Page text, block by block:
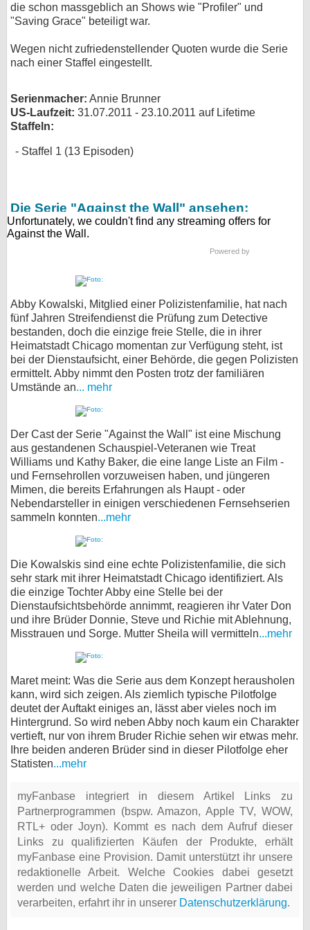
die schon massgeblich an Shows wie "Profiler" und
"Saving Grace" beteiligt war.
Wegen nicht zufriedenstellender Quoten wurde die Serie
nach einer Staffel eingestellt.
Serienmacher: Annie Brunner
US-Laufzeit: 31.07.2011 - 23.10.2011 auf Lifetime
Staffeln:
Staffel 1 (13 Episoden)
Die Serie "Against the Wall" ansehen:
Powered by
Abby Kowalski, Mitglied einer Polizistenfamilie, hat nach
fünf Jahren Streifendienst die Prüfung zum Detective
bestanden, doch die einzige freie Stelle, die in ihrer
Heimatstadt Chicago momentan zur Verfügung steht, ist
bei der Dienstaufsicht, einer Behörde, die gegen Polizisten
ermittelt. Abby nimmt den Posten trotz der familiären
Umstände an... mehr
Der Cast der Serie "Against the Wall" ist eine Mischung
aus gestandenen Schauspiel-Veteranen wie Treat
Williams und Kathy Baker, die eine lange Liste an Film -
und Fernsehrollen vorzuweisen haben, und jüngeren
Mimen, die bereits Erfahrungen als Haupt - oder
Nebendarsteller in einigen verschiedenen Fernsehserien
sammeln konnten...mehr
Die Kowalskis sind eine echte Polizistenfamilie, die sich
sehr stark mit ihrer Heimatstadt Chicago identifiziert. Als
die einzige Tochter Abby eine Stelle bei der
Dienstaufsichtsbehörde annimmt, reagieren ihr Vater Don
und ihre Brüder Donnie, Steve und Richie mit Ablehnung,
Misstrauen und Sorge. Mutter Sheila will vermitteln...mehr
Maret meint: Was die Serie aus dem Konzept herausholen
kann, wird sich zeigen. Als ziemlich typische Pilotfolge
deutet der Auftakt einiges an, lässt aber vieles noch im
Hintergrund. So wird neben Abby noch kaum ein Charakter
vertieft, nur von ihrem Bruder Richie sehen wir etwas mehr.
Ihre beiden anderen Brüder sind in dieser Pilotfolge eher
Statisten...mehr
myFanbase integriert in diesem Artikel Links zu
Partnerprogrammen (bspw. Amazon, Apple TV, WOW,
RTL+ oder Joyn). Kommt es nach dem Aufruf dieser
Links zu qualifizierten Käufen der Produkte, erhält
myFanbase eine Provision. Damit unterstützt ihr unsere
redaktionelle Arbeit. Welche Cookies dabei gesetzt
werden und welche Daten die jeweiligen Partner dabei
verarbeiten, erfahrt ihr in unserer Datenschutzerklärung.
bei X
bei Facebook
Kontakt
Impressum